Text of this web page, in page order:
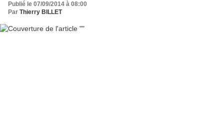
Publié le 07/09/2014 à 08:00
Par Thierry BILLET